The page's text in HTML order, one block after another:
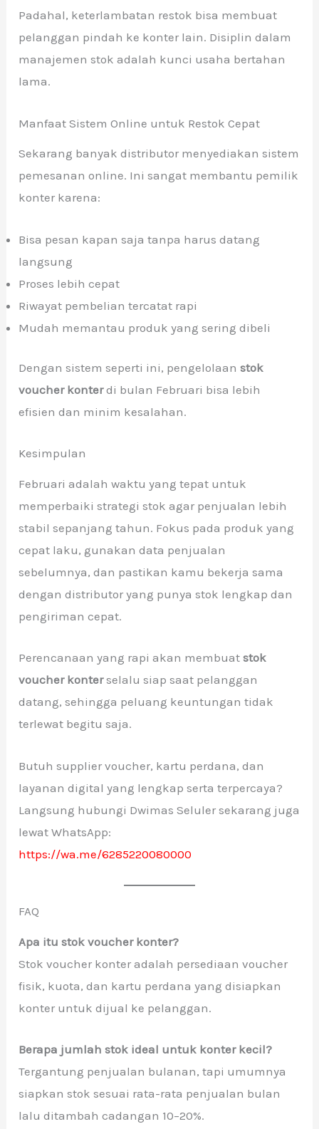
Padahal, keterlambatan restok bisa membuat
pelanggan pindah ke konter lain. Disiplin dalam
manajemen stok adalah kunci usaha bertahan
lama.
Manfaat Sistem Online untuk Restok Cepat
Sekarang banyak distributor menyediakan sistem
pemesanan online. Ini sangat membantu pemilik
konter karena:
Bisa pesan kapan saja tanpa harus datang
langsung
Proses lebih cepat
Riwayat pembelian tercatat rapi
Mudah memantau produk yang sering dibeli
Dengan sistem seperti ini, pengelolaanstok
voucher konterdi bulan Februari bisa lebih
efisien dan minim kesalahan.
Kesimpulan
Februari adalah waktu yang tepat untuk
memperbaiki strategi stok agar penjualan lebih
stabil sepanjang tahun. Fokus pada produk yang
cepat laku, gunakan data penjualan
sebelumnya, dan pastikan kamu bekerja sama
dengan distributor yang punya stok lengkap dan
pengiriman cepat.
Perencanaan yang rapi akan membuatstok
voucher konterselalu siap saat pelanggan
datang, sehingga peluang keuntungan tidak
terlewat begitu saja.
Butuh supplier voucher, kartu perdana, dan
layanan digital yang lengkap serta terpercaya?
Langsung hubungi Dwimas Seluler sekarang juga
lewat WhatsApp:
https://wa.me/6285220080000
FAQ
Apa itu stok voucher konter?
Stok voucher konter adalah persediaan voucher
fisik, kuota, dan kartu perdana yang disiapkan
konter untuk dijual ke pelanggan.
Berapa jumlah stok ideal untuk konter kecil?
Tergantung penjualan bulanan, tapi umumnya
siapkan stok sesuai rata-rata penjualan bulan
lalu ditambah cadangan 10–20%.